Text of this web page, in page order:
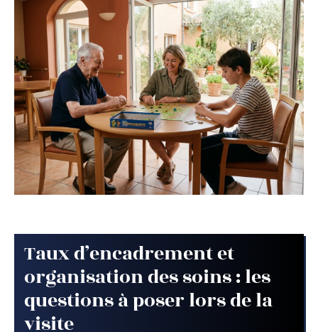
Taux d’encadrement et
organisation des soins : les
questions à poser lors de la
visite